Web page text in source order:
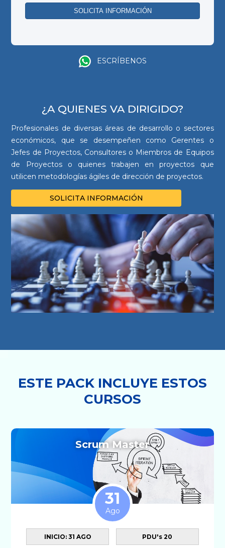
ESCRÍBENOS
¿A QUIENES VA DIRIGIDO?
Profesionales de diversas áreas de desarrollo o sectores
económicos, que se desempeñen como Gerentes o
Jefes de Proyectos, Consultores o Miembros de Equipos
de Proyectos o quienes trabajen en proyectos que
utilicen metodologías ágiles de dirección de proyectos.
SOLICITA INFORMACIÓN
ESTE PACK INCLUYE ESTOS
CURSOS
31
Ago
Scrum Master
INICIO: 31 AGO PDU's 20